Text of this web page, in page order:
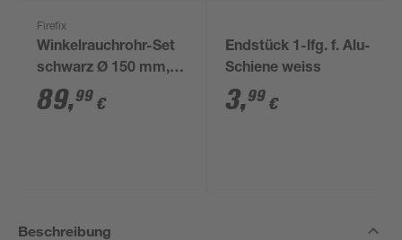
Firefix
Winkelrauchrohr-Set
schwarz Ø 150 mm,
3-teilig
89,99 €
Endstück 1-lfg. f. Alu-
Schiene weiss
3,99 €
Beschreibung